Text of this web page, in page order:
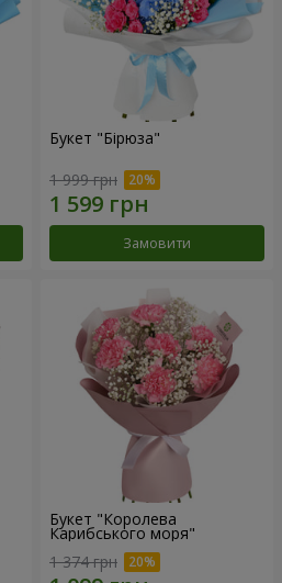
Букет "Бірюза"
1 999 грн
Замовити
Букет "Королева
Карибського моря"
1 374 грн